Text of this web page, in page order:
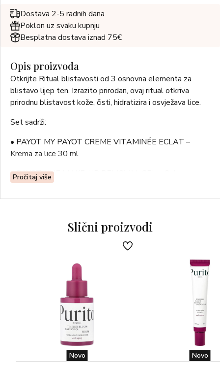
Dostava 2-5 radnih dana
Poklon uz svaku kupnju
Besplatna dostava iznad 75€
Opis proizvoda
Otkrijte Ritual blistavosti od 3 osnovna elementa za
blistavo lijep ten. Izrazito prirodan, ovaj ritual otkriva
prirodnu blistavost kože, čisti, hidratizira i osvježava lice.
Set sadrži:
• PAYOT MY PAYOT CREME VITAMINÉE ECLAT –
Krema za lice 30 ml
• PAYOT NUE MAKE-UP REMOVAL GEL – Gel za
čišćenje lica i uklanjanje šminke 50 ml
Nue Gel za čišćenje lica i uklanjanje šminke: svakodnevno
nanesite na vlažnu kožu, umasirajte kružnim pokretima i
zatim isperite vodom.
My Payot Noćna maska za lice: Nanesite My Payot
Sleeping Masque Éclat u tankom sloju navečer jednom ili
dva puta tjedno umjesto uobičajenog noćnog tretmana.
Pročitaj više
Slični proizvodi
Novo Novo